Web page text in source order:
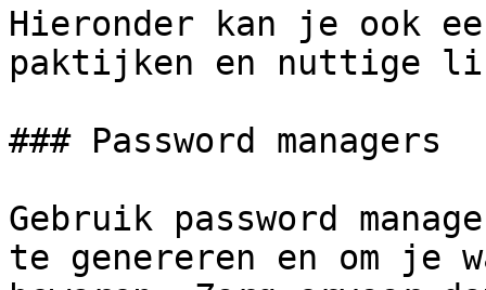
Hieronder kan je ook
paktijken en nuttige
### Password managers
Gebruik password
te genereren en om je